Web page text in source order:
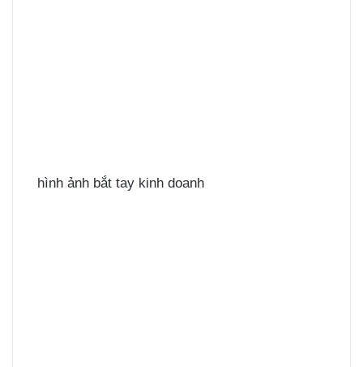
hình ảnh bắt tay kinh doanh